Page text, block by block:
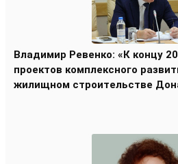
Владимир Ревенко: «К концу
проектов комплексного
жилищном строительстве